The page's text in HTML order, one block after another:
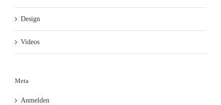
Design
Videos
Meta
Anmelden